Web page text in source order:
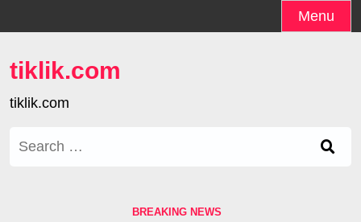
to
Menu
tiklik.com
tiklik.com
Search
BREAKING NEWS